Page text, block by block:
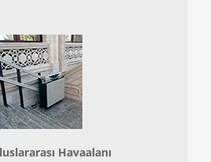
Havaalanı